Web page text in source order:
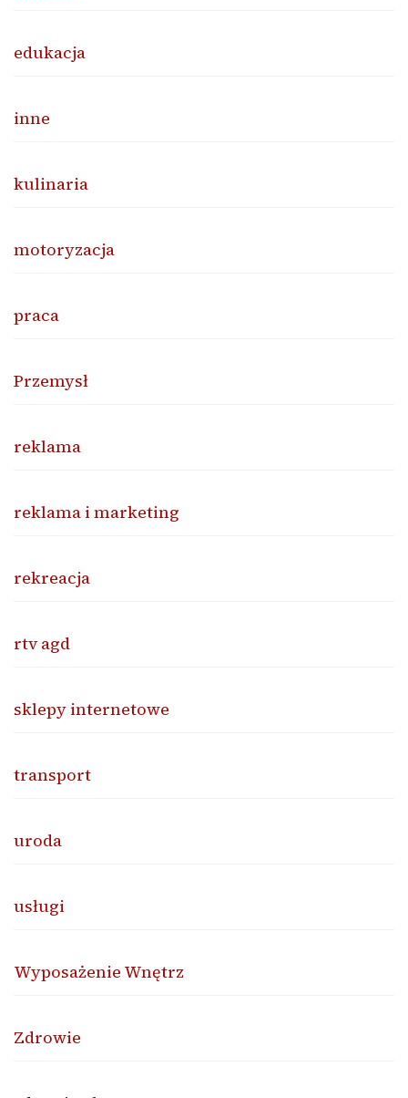
edukacja
inne
kulinaria
motoryzacja
praca
Przemysł
reklama
reklama i marketing
rekreacja
rtv agd
sklepy internetowe
transport
uroda
usługi
Wyposażenie Wnętrz
Zdrowie